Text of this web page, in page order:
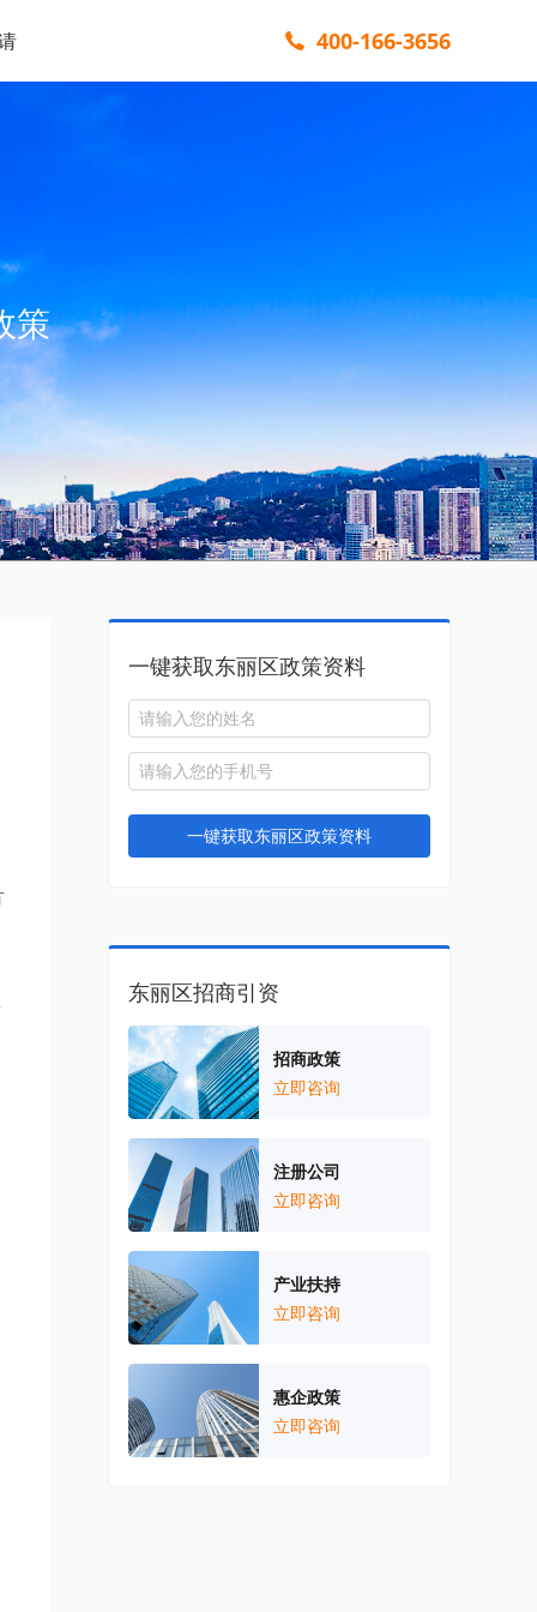
400-166-3656
策
一键获取东丽区政策资料
一键获取东丽区政策资料
东丽区招商引资
招商政策
立即咨询
注册公司
立即咨询
产业扶持
立即咨询
惠企政策
立即咨询